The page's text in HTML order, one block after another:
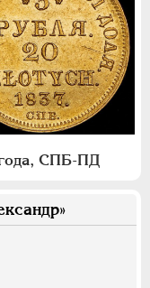
СПБ-ПД